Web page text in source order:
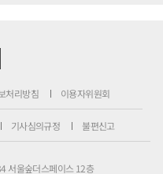
처리방침 이용자위원회
기사심의규정 불편신고
서울숲더스페이스 12층